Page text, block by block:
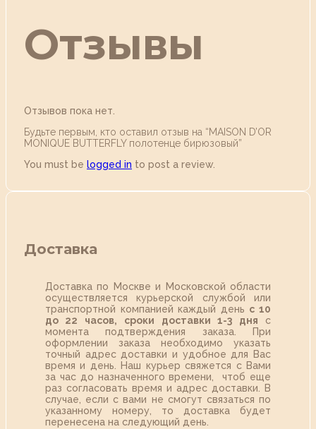
Отзывы
Отзывов пока нет.
Будьте первым, кто оставил отзыв на “MAISON D’OR
MONIQUE BUTTERFLY полотенце бирюзовый”
You must be logged in to post a review.
Доставка
Доставка по Москве и Московской области
осуществляется курьерской службой или
транспортной компанией каждый день с 10
до 22 часов,
сроки доставки 1-3 дня с
момента подтверждения заказа. При
оформлении заказа необходимо указать
точный адрес доставки и удобное для Вас
время и день. Наш курьер свяжется с Вами
за час до назначенного времени, чтоб еще
раз согласовать время и адрес доставки. В
случае, если с вами не смогут связаться по
указанному номеру, то доставка будет
перенесена на следующий день.